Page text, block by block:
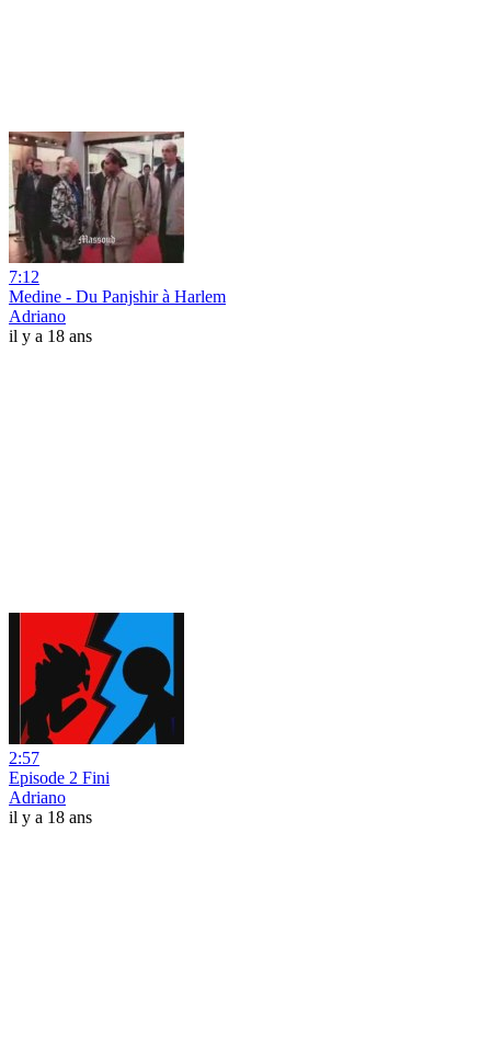
7:12
Medine - Du Panjshir à Harlem
Adriano
il y a 18 ans
2:57
Episode 2 Fini
Adriano
il y a 18 ans